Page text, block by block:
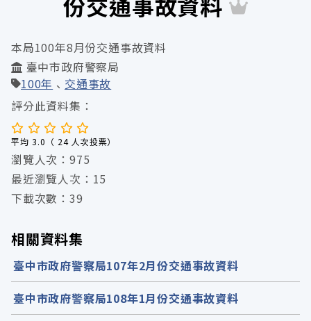
本局100年8月份交通事故資料
臺中市政府警察局
100年
交通事故
評分此資料集：
平均 3.0（ 24 人次投票）
瀏覽人次：975
最近瀏覽人次：15
下載次數：39
相關資料集
臺中市政府警察局107年2月份交通事故資料
臺中市政府警察局108年1月份交通事故資料